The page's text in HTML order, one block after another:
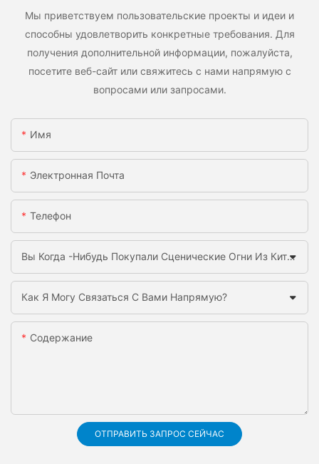
Мы приветствуем пользовательские проекты и идеи и
способны удовлетворить конкретные требования. Для
получения дополнительной информации, пожалуйста,
посетите веб-сайт или свяжитесь с нами напрямую с
вопросами или запросами.
Имя
Электронная Почта
Телефон
Вы Когда -нибудь Покупали Сценические Огни Из Китая Раньше?
Как Я Могу Связаться С Вами Напрямую?
Содержание
ОТПРАВИТЬ ЗАПРОС СЕЙЧАС